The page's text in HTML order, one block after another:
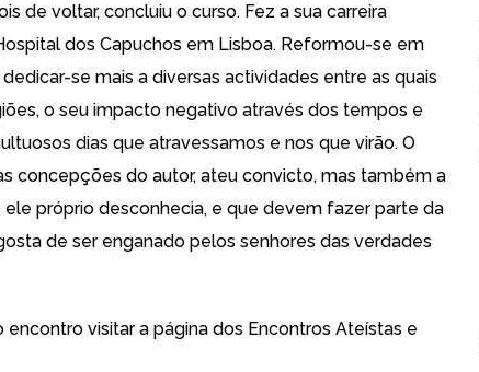
de voltar, concluiu o curso. Fez a sua carreira
dos Capuchos em Lisboa. Reformou-se em
se mais a diversas actividades entre as quais
o seu impacto negativo através dos tempos e
dias que atravessamos e nos que virão. O
concepções do autor, ateu convicto, mas também a
próprio desconhecia, e que devem fazer parte da
de ser enganado pelos senhores das verdades
visitar a página dos Encontros Ateístas e